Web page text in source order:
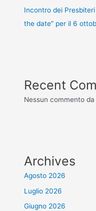
Incontro dei
the date” per il 6
Recent
Nessun commento
Archives
Agosto 2026
Luglio 2026
Giugno 2026